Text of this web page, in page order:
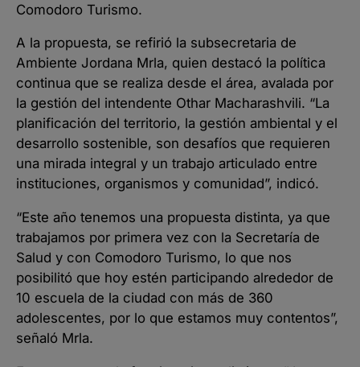
Comodoro Turismo.
A la propuesta, se refirió la subsecretaria de
Ambiente Jordana Mrla, quien destacó la política
continua que se realiza desde el área, avalada por
la gestión del intendente Othar Macharashvili. “La
planificación del territorio, la gestión ambiental y el
desarrollo sostenible, son desafíos que requieren
una mirada integral y un trabajo articulado entre
instituciones, organismos y comunidad”, indicó.
“Este año tenemos una propuesta distinta, ya que
trabajamos por primera vez con la Secretaría de
Salud y con Comodoro Turismo, lo que nos
posibilitó que hoy estén participando alrededor de
10 escuela de la ciudad con más de 360
adolescentes, por lo que estamos muy contentos”,
señaló Mrla.